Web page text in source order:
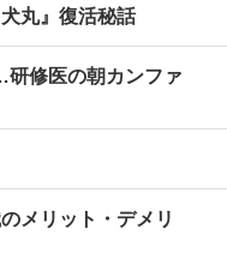
丸』復活秘話
研修医の朝カンファ
メリット・デメリ